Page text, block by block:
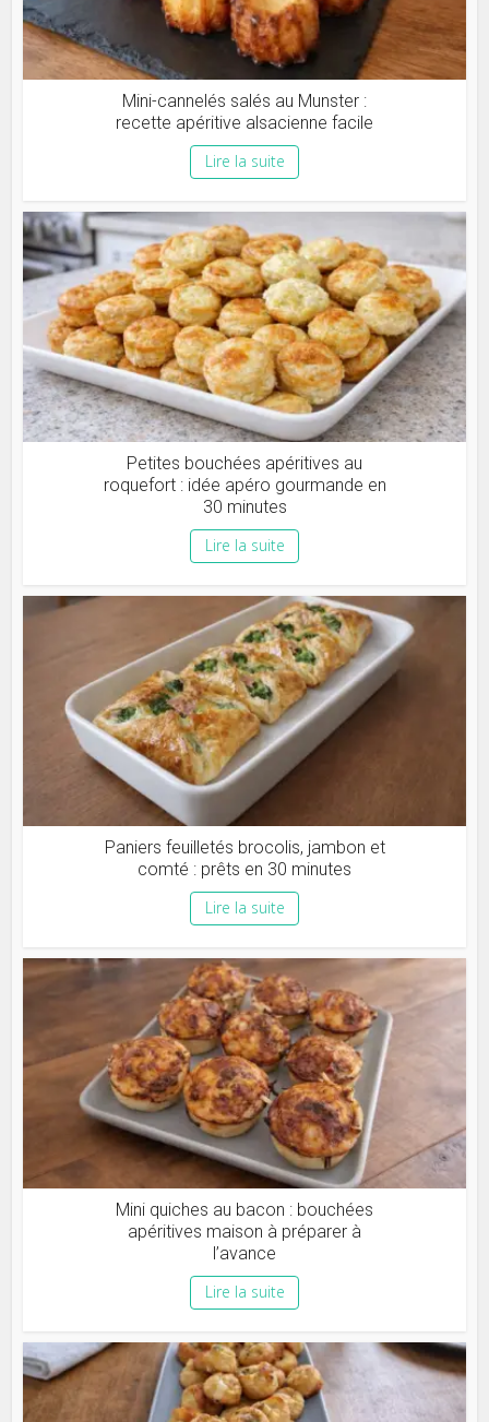
Mini-cannelés salés au Munster :
recette apéritive alsacienne facile
Lire la suite
Petites bouchées apéritives au
roquefort : idée apéro gourmande en
30 minutes
Lire la suite
Paniers feuilletés brocolis, jambon et
comté : prêts en 30 minutes
Lire la suite
Mini quiches au bacon : bouchées
apéritives maison à préparer à
l’avance
Lire la suite